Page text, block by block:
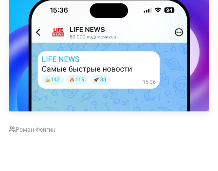
Роман Фейгин